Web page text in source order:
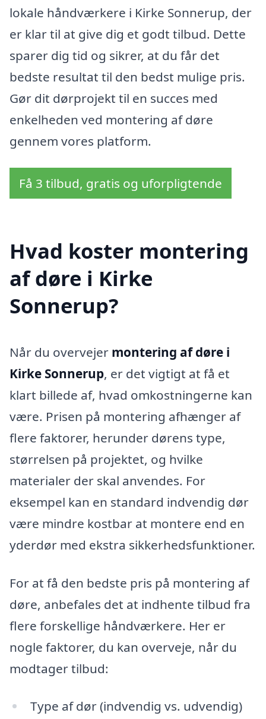
lokale håndværkere i Kirke Sonnerup, der
er klar til at give dig et godt tilbud. Dette
sparer dig tid og sikrer, at du får det
bedste resultat til den bedst mulige pris.
Gør dit dørprojekt til en succes med
enkelheden ved montering af døre
gennem vores platform.
Få 3 tilbud, gratis og uforpligtende
Hvad koster montering
af døre i Kirke
Sonnerup?
Når du overvejer montering af døre i
Kirke Sonnerup, er det vigtigt at få et
klart billede af, hvad omkostningerne kan
være. Prisen på montering afhænger af
flere faktorer, herunder dørens type,
størrelsen på projektet, og hvilke
materialer der skal anvendes. For
eksempel kan en standard indvendig dør
være mindre kostbar at montere end en
yderdør med ekstra sikkerhedsfunktioner.
For at få den bedste pris på montering af
døre, anbefales det at indhente tilbud fra
flere forskellige håndværkere. Her er
nogle faktorer, du kan overveje, når du
modtager tilbud:
Type af dør (indvendig vs. udvendig)